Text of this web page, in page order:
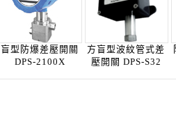
盲型防爆差壓開關
DPS-2100X
方盲型波紋管式差
壓開關 DPS-S32